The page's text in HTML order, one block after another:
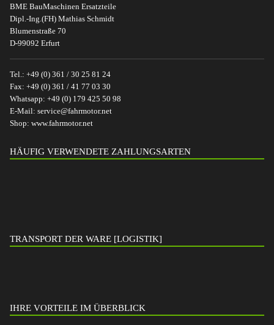
BME BauMaschinen Ersatzteile
Dipl.-Ing.(FH) Mathias Schmidt
Blumenstraße 70
D-99092 Erfurt
Tel.: +49 (0) 361 / 30 25 81 24
Fax: +49 (0) 361 / 41 77 03 30
Whatsapp: +49 (0) 179 425 50 98
E-Mail: service@fahrmotor.net
Shop: www.fahrmotor.net
HÄUFIG VERWENDETE ZAHLUNGSARTEN
TRANSPORT DER WARE [LOGISTIK]
IHRE VORTEILE IM ÜBERBLICK